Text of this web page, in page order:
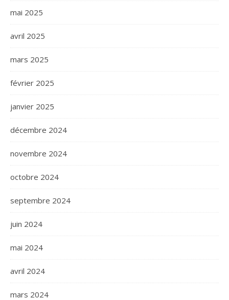
mai 2025
avril 2025
mars 2025
février 2025
janvier 2025
décembre 2024
novembre 2024
octobre 2024
septembre 2024
juin 2024
mai 2024
avril 2024
mars 2024